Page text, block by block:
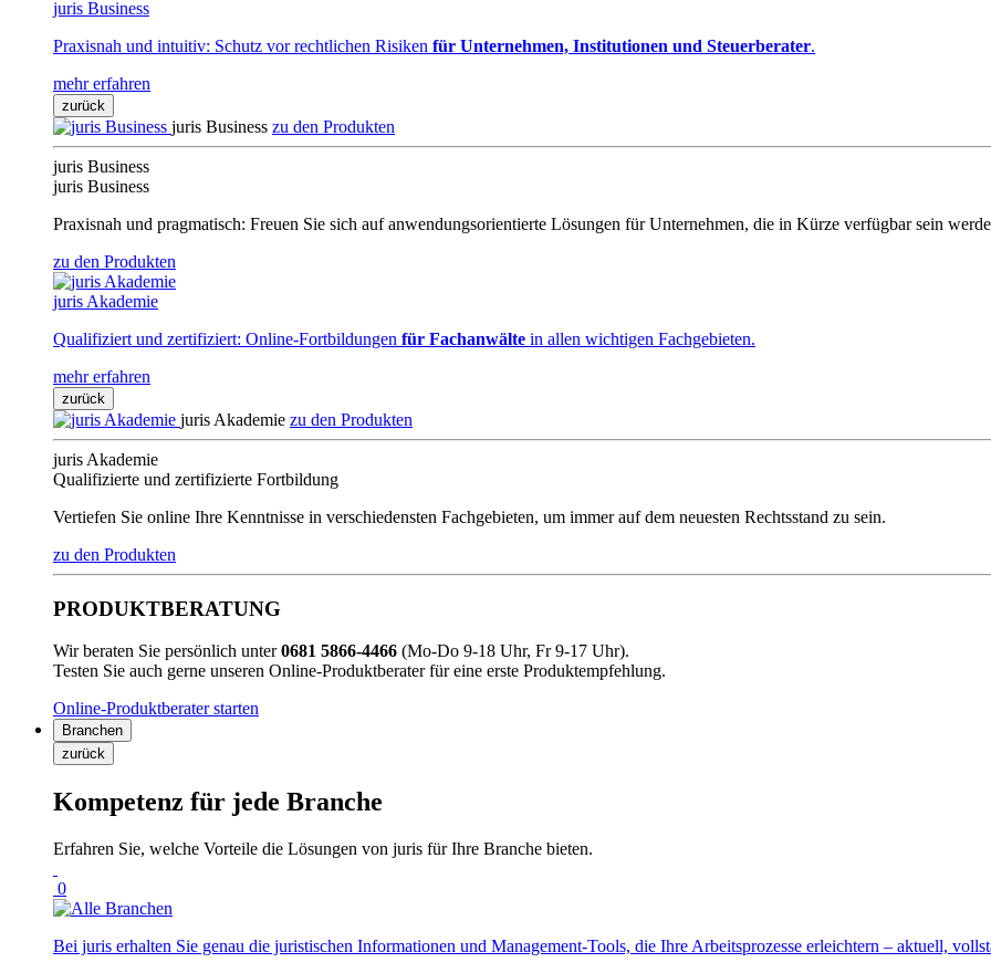
juris Business
Praxisnah und intuitiv: Schutz vor rechtlichen Risiken für Unternehmen, Institutionen und Steuerberater.
mehr erfahren
zurück
juris Business zu den Produkten
juris Business
juris Business
Praxisnah und pragmatisch: Freuen Sie sich auf anwendungsorientierte Lösungen für Unternehmen, die in Kürze verfügbar sein
zu den Produkten
juris Akademie
Qualifiziert und zertifiziert: Online-Fortbildungen für Fachanwälte in allen wichtigen Fachgebieten.
mehr erfahren
zurück
juris Akademie zu den Produkten
juris Akademie
Qualifizierte und zertifizierte Fortbildung
Vertiefen Sie online Ihre Kenntnisse in verschiedensten Fachgebieten, um immer auf dem neuesten Rechtsstand zu sein.
zu den Produkten
PRODUKTBERATUNG
Wir beraten Sie persönlich unter0681 5866-4466 (Mo-Do 9-18 Uhr, Fr 9-17 Uhr).
Testen Sie auch gerne unseren Online-Produktberater für eine erste Produktempfehlung.
Online-Produktberater starten
Branchen
zurück
Kompetenz für jede Branche
Erfahren Sie, welche Vorteile die Lösungen von juris für Ihre Branche bieten.
0
Bei juris erhalten Sie genau die juristischen Informationen und Management-Tools, die Ihre Arbeitsprozesse erleichtern – aktuell,